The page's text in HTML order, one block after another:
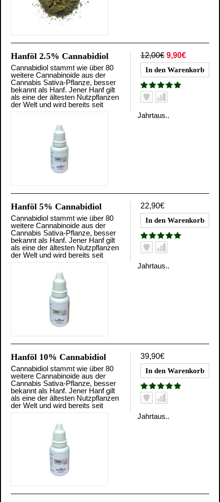
12,00€ 9,90€
Hanföl 2.5% Cannabidiol
Cannabidiol stammt wie über 80
weitere Cannabinoide aus der
Cannabis Sativa-Pflanze, besser
bekannt als Hanf. Jener Hanf gilt
als eine der ältesten Nutzpflanzen
der Welt und wird bereits seit
Jahrtaus..
22,90€
Hanföl 5% Cannabidiol
Cannabidiol stammt wie über 80
weitere Cannabinoide aus der
Cannabis Sativa-Pflanze, besser
bekannt als Hanf. Jener Hanf gilt
als eine der ältesten Nutzpflanzen
der Welt und wird bereits seit
Jahrtaus..
39,90€
Hanföl 10% Cannabidiol
Cannabidiol stammt wie über 80
weitere Cannabinoide aus der
Cannabis Sativa-Pflanze, besser
bekannt als Hanf. Jener Hanf gilt
als eine der ältesten Nutzpflanzen
der Welt und wird bereits seit
Jahrtaus..